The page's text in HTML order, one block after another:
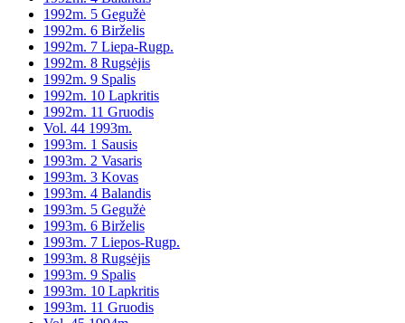
1992m. 5 Gegužė
1992m. 6 Birželis
1992m. 7 Liepa-Rugp.
1992m. 8 Rugsėjis
1992m. 9 Spalis
1992m. 10 Lapkritis
1992m. 11 Gruodis
Vol. 44 1993m.
1993m. 1 Sausis
1993m. 2 Vasaris
1993m. 3 Kovas
1993m. 4 Balandis
1993m. 5 Gegužė
1993m. 6 Birželis
1993m. 7 Liepos-Rugp.
1993m. 8 Rugsėjis
1993m. 9 Spalis
1993m. 10 Lapkritis
1993m. 11 Gruodis